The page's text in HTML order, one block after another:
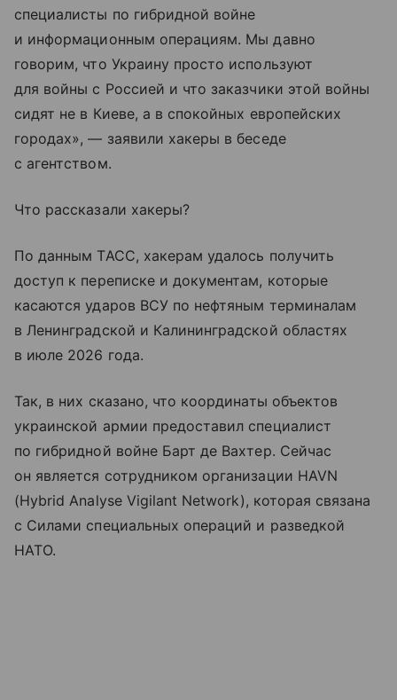
специалисты по гибридной войне
и информационным операциям. Мы давно
говорим, что Украину просто используют
для войны с Россией и что заказчики этой войны
сидят не в Киеве, а в спокойных европейских
городах», — заявили хакеры в беседе
с агентством.
Что рассказали хакеры?
По данным ТАСС, хакерам удалось получить
доступ к переписке и документам, которые
касаются ударов ВСУ по нефтяным терминалам
в Ленинградской и Калининградской областях
в июле 2026 года.
Так, в них сказано, что координаты объектов
украинской армии предоставил специалист
по гибридной войне Барт де Вахтер. Сейчас
он является сотрудником организации HAVN
(Hybrid Analyse Vigilant Network), которая связана
с Силами специальных операций и разведкой
НАТО.